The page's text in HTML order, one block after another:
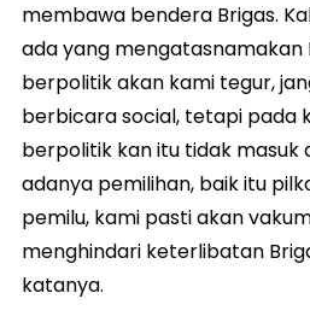
membawa bendera Brigas.
ada yang mengatasnamakan
berpolitik akan kami tegur,
berbicara social, tetapi pada
berpolitik kan itu tidak masuk
adanya pemilihan, baik itu
pemilu, kami pasti akan
menghindari keterlibatan
katanya.